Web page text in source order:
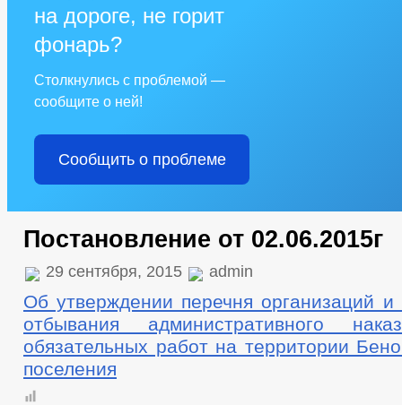
на дороге, не горит
фонарь?
Столкнулись с проблемой —
сообщите о ней!
Сообщить о проблеме
Постановление от 02.06.2015г
29 сентября, 2015 admin
Об утверждении перечня организаций
отбывания административного
обязательных работ на территории
поселения